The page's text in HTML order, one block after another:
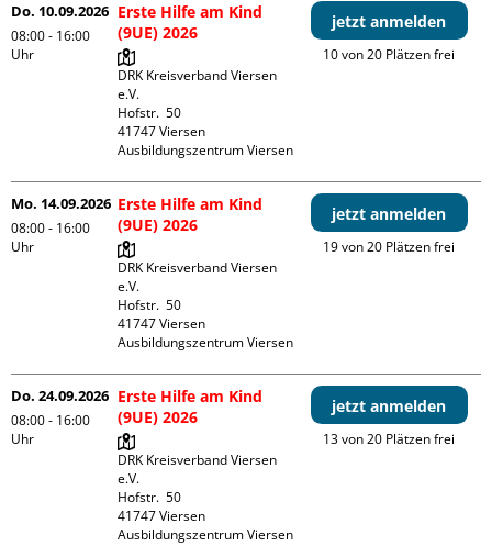
Do. 10.09.2026
08:00 - 16:00
Uhr
Erste Hilfe am Kind
(9UE) 2026
DRK Kreisverband Viersen
e.V.
Hofstr.  50
41747 Viersen
Ausbildungszentrum Viersen
jetzt anmelden
10 von 20 Plätzen frei
Mo. 14.09.2026
08:00 - 16:00
Uhr
Erste Hilfe am Kind
(9UE) 2026
DRK Kreisverband Viersen
e.V.
Hofstr.  50
41747 Viersen
Ausbildungszentrum Viersen
jetzt anmelden
19 von 20 Plätzen frei
Do. 24.09.2026
08:00 - 16:00
Uhr
Erste Hilfe am Kind
(9UE) 2026
DRK Kreisverband Viersen
e.V.
Hofstr.  50
41747 Viersen
Ausbildungszentrum Viersen
jetzt anmelden
13 von 20 Plätzen frei